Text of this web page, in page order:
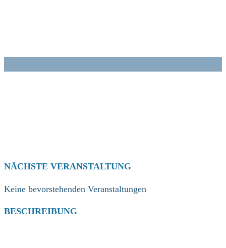
NÄCHSTE VERANSTALTUNG
Keine bevorstehenden Veranstaltungen
BESCHREIBUNG